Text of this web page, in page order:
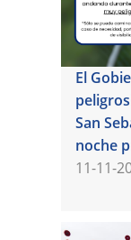
El
San
noche
11-11-